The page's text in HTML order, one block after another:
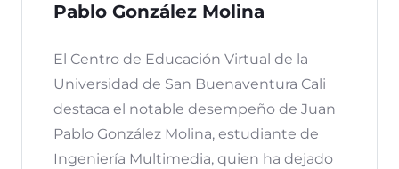
Pablo González Molina
El Centro de Educación Virtual de la
Universidad de San Buenaventura Cali
destaca el notable desempeño de Juan
Pablo González Molina, estudiante de
Ingeniería Multimedia, quien ha dejado